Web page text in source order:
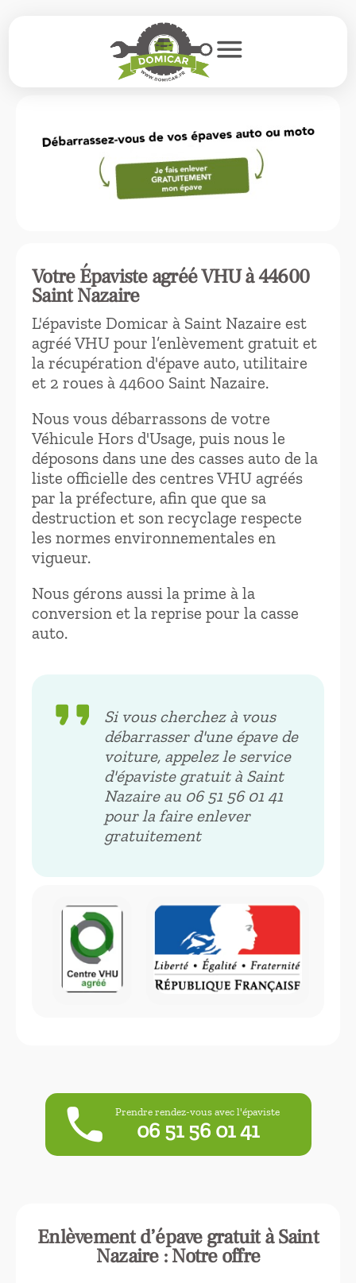
menu
Votre Épaviste agréé VHU à 44600
Saint Nazaire
L'épaviste Domicar à Saint Nazaire est
agréé VHU pour l’enlèvement gratuit et
la récupération d'épave auto, utilitaire
et 2 roues à 44600 Saint Nazaire.
Nous vous débarrassons de votre
Véhicule Hors d'Usage, puis nous le
déposons dans une des casses auto de la
liste officielle des centres VHU agréés
par la préfecture, afin que que sa
destruction et son recyclage respecte
les normes environnementales en
vigueur.
Nous gérons aussi la prime à la
conversion et la reprise pour la casse
auto.
format_quote
Si vous cherchez à vous
débarrasser d'une épave de
voiture, appelez le service
d'épaviste gratuit à Saint
Nazaire au ‭06 51 56 01 41‬
pour la faire enlever
gratuitement
phone Prendre rendez-vous avec l'épaviste
‭06 51 56 01 41‬
Enlèvement d’épave gratuit à Saint
Nazaire : Notre offre